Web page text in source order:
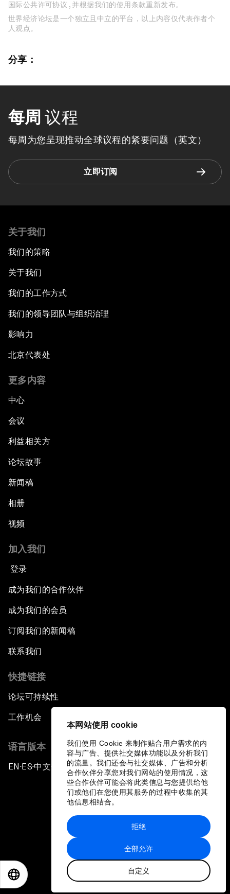
本网站使用 cookie
我们使用 Cookie 来制作贴合用户需求的内
容与广告、提供社交媒体功能以及分析我们
的流量。我们还会与社交媒体、广告和分析
合作伙伴分享您对我们网站的使用情况，这
些合作伙伴可能会将此类信息与您提供给他
们或他们在您使用其服务的过程中收集的其
他信息相结合。
全部允许
自定义
拒绝
国际公共许可协议 , 并根据我们的使用条款重新发布。
世界经济论坛是一个独立且中立的平台，以上内容仅代表作者个
人观点。
分享：
每周 议程
每周为您呈现推动全球议程的紧要问题（英文）
立即订阅
关于我们
我们的策略
关于我们
我们的工作方式
我们的领导团队与组织治理
影响力
北京代表处
更多内容
中心
会议
利益相关方
论坛故事
新闻稿
相册
视频
加入我们
登录
成为我们的合作伙伴
成为我们的会员
订阅我们的新闻稿
联系我们
快捷链接
论坛可持续性
工作机会
语言版本
EN ▪ES▪中文▪ 日本語
站点地图
世界经济论坛